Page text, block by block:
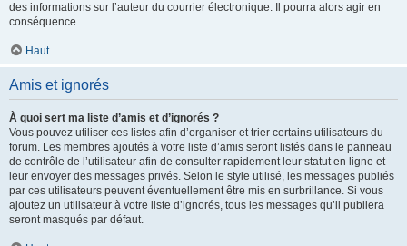
des informations sur l’auteur du courrier électronique. Il pourra alors agir en
conséquence.
Haut
Amis et ignorés
À quoi sert ma liste d’amis et d’ignorés ?
Vous pouvez utiliser ces listes afin d’organiser et trier certains utilisateurs du
forum. Les membres ajoutés à votre liste d’amis seront listés dans le panneau
de contrôle de l’utilisateur afin de consulter rapidement leur statut en ligne et
leur envoyer des messages privés. Selon le style utilisé, les messages publiés
par ces utilisateurs peuvent éventuellement être mis en surbrillance. Si vous
ajoutez un utilisateur à votre liste d’ignorés, tous les messages qu’il publiera
seront masqués par défaut.